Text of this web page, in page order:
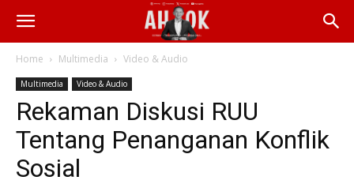
Home Multimedia Video & Audio
Multimedia Video & Audio
Rekaman Diskusi RUU
Tentang Penanganan Konflik
Sosial